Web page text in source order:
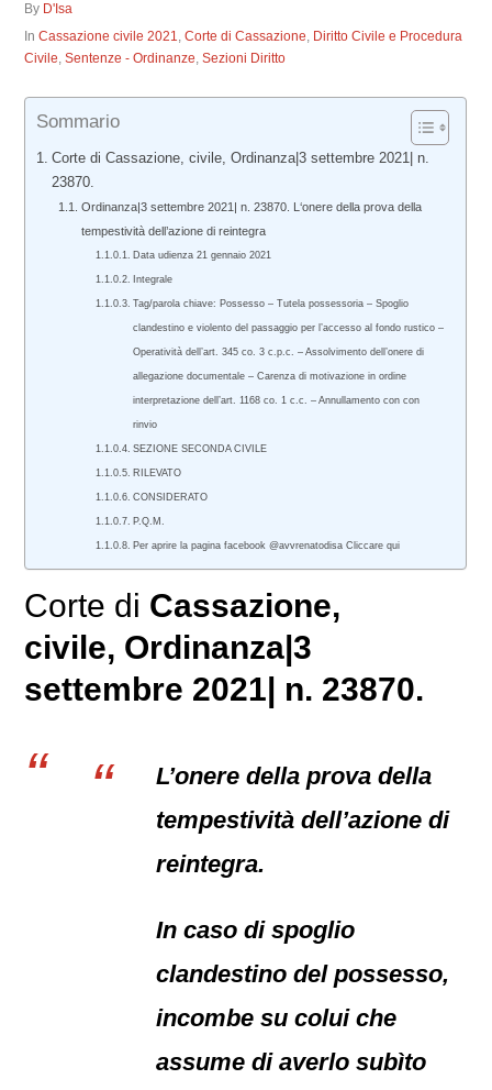
By D'Isa
InCassazione civile 2021,Corte di Cassazione, Diritto Civile e Procedura
Civile,Sentenze - Ordinanze,Sezioni Diritto
Sommario
Corte di Cassazione, civile, Ordinanza|3 settembre 2021| n.
23870.
Ordinanza|3 settembre 2021| n. 23870. L‘onere della prova della
tempestività dell’azione di reintegra
Data udienza 21 gennaio 2021
Integrale
Tag/parola chiave: Possesso – Tutela possessoria – Spoglio
clandestino e violento del passaggio per l’accesso al fondo rustico –
Operatività dell’art. 345 co. 3 c.p.c. – Assolvimento dell’onere di
allegazione documentale – Carenza di motivazione in ordine
interpretazione dell’art. 1168 co. 1 c.c. – Annullamento con con
rinvio
SEZIONE SECONDA CIVILE
RILEVATO
CONSIDERATO
P.Q.M.
Per aprire la pagina facebook @avvrenatodisa Cliccare qui
Corte di Cassazione,
civile, Ordinanza|3
settembre 2021| n. 23870.
L’onere della prova della
tempestività dell’azione di
reintegra.
In caso di spoglio
clandestino del possesso,
incombe su colui che
assume di averlo subìto